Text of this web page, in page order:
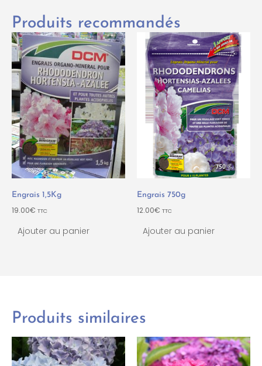
Produits recommandés
Engrais 1,5Kg
19.00€ TTC
Ajouter au panier
Engrais 750g
12.00€ TTC
Ajouter au panier
Produits similaires